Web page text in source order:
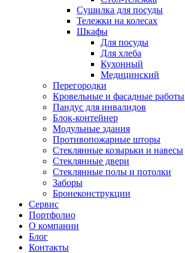
Сушилка для посуды
Тележки на колесах
Шкафы
Для посуды
Для хлеба
Кухонный
Медицинский
Перегородки
Кровельные и фасадные работы
Пандус для инвалидов
Блок-контейнер
Модульные здания
Противопожарные шторы
Стеклянные козырьки и навесы
Стеклянные двери
Стеклянные полы и потолки
Заборы
Бронеконструкции
Сервис
Портфолио
О компании
Блог
Контакты